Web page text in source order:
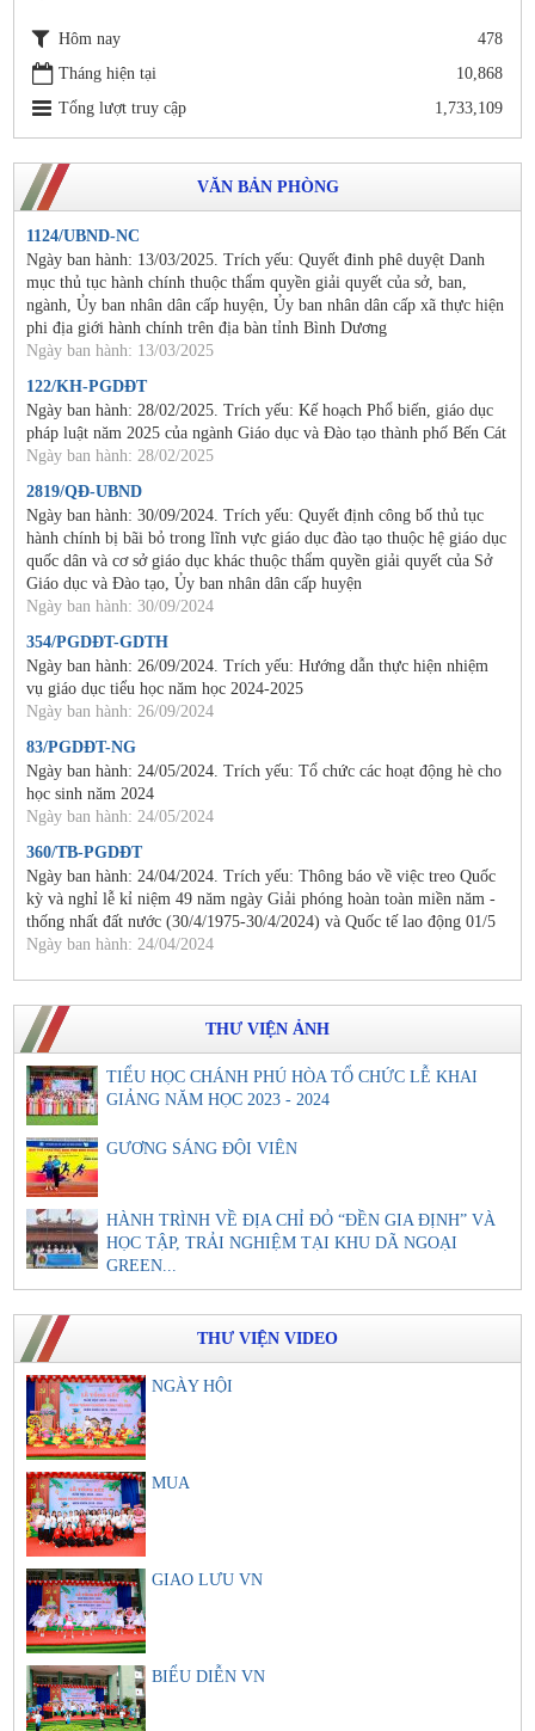
Hôm nay
478
Tháng hiện tại
10,868
Tổng lượt truy cập
1,733,109
VĂN BẢN PHÒNG
1124/UBND-NC
Ngày ban hành: 13/03/2025. Trích yếu: Quyết đinh phê duyệt Danh
mục thủ tục hành chính thuộc thẩm quyền giải quyết của sở, ban,
ngành, Ủy ban nhân dân cấp huyện, Ủy ban nhân dân cấp xã thực hiện
phi địa giới hành chính trên địa bàn tỉnh Bình Dương
Ngày ban hành: 13/03/2025
122/KH-PGDĐT
Ngày ban hành: 28/02/2025. Trích yếu: Kế hoạch Phổ biến, giáo dục
pháp luật năm 2025 của ngành Giáo dục và Đào tạo thành phố Bến Cát
Ngày ban hành: 28/02/2025
2819/QĐ-UBND
Ngày ban hành: 30/09/2024. Trích yếu: Quyết định công bố thủ tục
hành chính bị bãi bỏ trong lĩnh vực giáo dục đào tạo thuộc hệ giáo dục
quốc dân và cơ sở giáo dục khác thuộc thẩm quyền giải quyết của Sở
Giáo dục và Đào tạo, Ủy ban nhân dân cấp huyện
Ngày ban hành: 30/09/2024
354/PGDĐT-GDTH
Ngày ban hành: 26/09/2024. Trích yếu: Hướng dẫn thực hiện nhiệm
vụ giáo dục tiểu học năm học 2024-2025
Ngày ban hành: 26/09/2024
83/PGDĐT-NG
Ngày ban hành: 24/05/2024. Trích yếu: Tổ chức các hoạt động hè cho
học sinh năm 2024
Ngày ban hành: 24/05/2024
360/TB-PGDĐT
Ngày ban hành: 24/04/2024. Trích yếu: Thông báo về việc treo Quốc
kỳ và nghỉ lễ kỉ niệm 49 năm ngày Giải phóng hoàn toàn miền năm -
thống nhất đất nước (30/4/1975-30/4/2024) và Quốc tế lao động 01/5
Ngày ban hành: 24/04/2024
THƯ VIỆN ẢNH
TIỂU HỌC CHÁNH PHÚ HÒA TỔ CHỨC LỄ KHAI
GIẢNG NĂM HỌC 2023 - 2024
GƯƠNG SÁNG ĐỘI VIÊN
HÀNH TRÌNH VỀ ĐỊA CHỈ ĐỎ “ĐỀN GIA ĐỊNH” VÀ
HỌC TẬP, TRẢI NGHIỆM TẠI KHU DÃ NGOẠI
GREEN...
THƯ VIỆN VIDEO
NGÀY HỘI
MUA
GIAO LƯU VN
BIỂU DIỄN VN